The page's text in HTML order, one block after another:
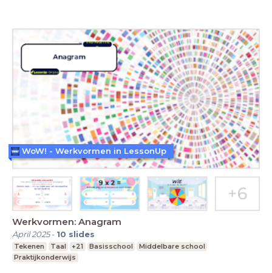
Werkvormen: Anagram
April 2025- 10 slides
Tekenen Taal +21 Basisschool
Middelbare school
Praktijkonderwijs
WoW! - Werkvormen in LessonUp